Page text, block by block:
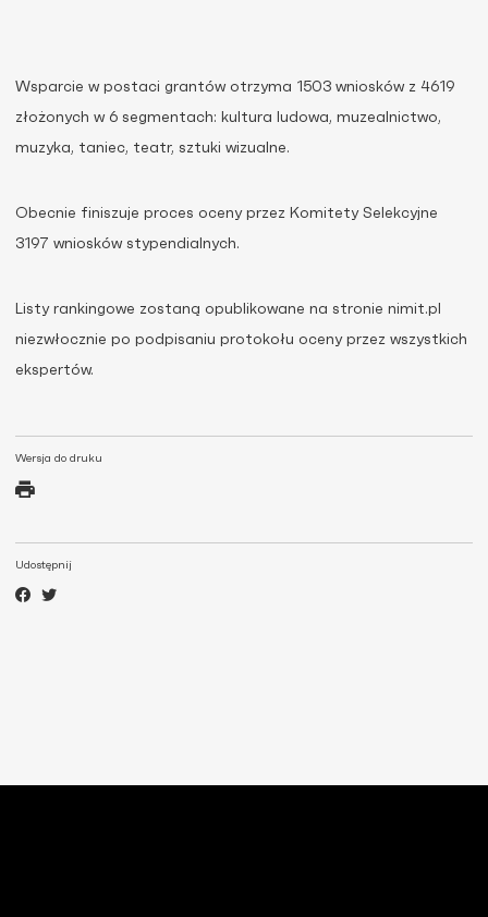
Wersja do druku
Udostępnij
Wsparcie w postaci grantów otrzyma 1503 wniosków z 4619
złożonych w 6 segmentach: kultura ludowa, muzealnictwo,
muzyka, taniec, teatr, sztuki wizualne.
Obecnie finiszuje proces oceny przez Komitety Selekcyjne
3197 wniosków stypendialnych.
Listy rankingowe zostaną opublikowane na stronie nimit.pl
niezwłocznie po podpisaniu protokołu oceny przez wszystkich
ekspertów.